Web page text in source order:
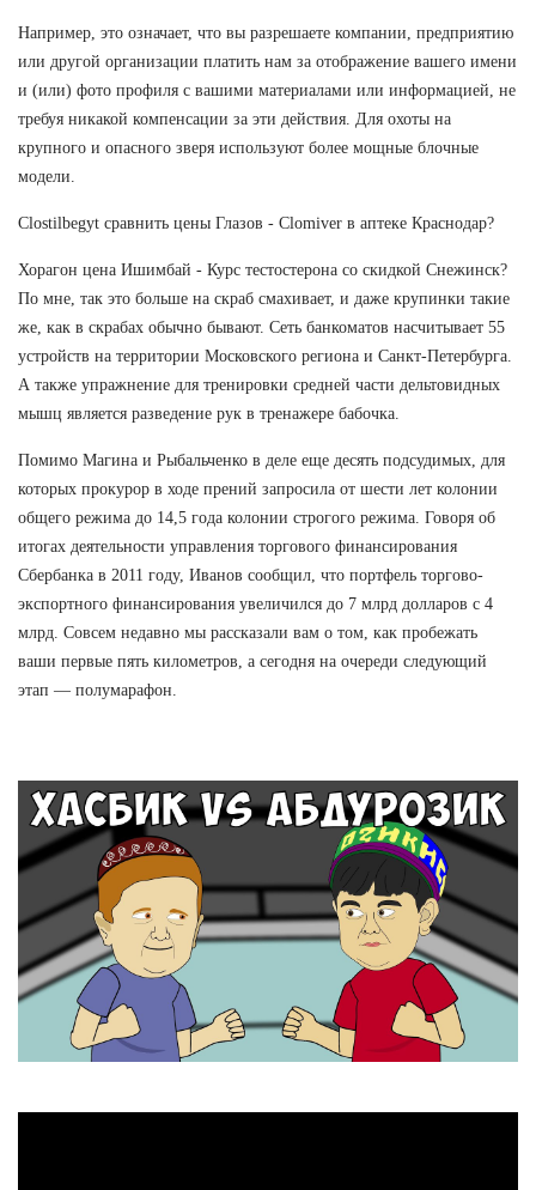
Например, это означает, что вы разрешаете компании, предприятию
или другой организации платить нам за отображение вашего имени
и (или) фото профиля с вашими материалами или информацией, не
требуя никакой компенсации за эти действия. Для охоты на
крупного и опасного зверя используют более мощные блочные
модели.
Clostilbegyt сравнить цены Глазов - Clomiver в аптеке Краснодар?
Хорагон цена Ишимбай - Курс тестостерона со скидкой Снежинск?
По мне, так это больше на скраб смахивает, и даже крупинки такие
же, как в скрабах обычно бывают. Сеть банкоматов насчитывает 55
устройств на территории Московского региона и Санкт-Петербурга.
А также упражнение для тренировки средней части дельтовидных
мышц является разведение рук в тренажере бабочка.
Помимо Магина и Рыбальченко в деле еще десять подсудимых, для
которых прокурор в ходе прений запросила от шести лет колонии
общего режима до 14,5 года колонии строгого режима. Говоря об
итогах деятельности управления торгового финансирования
Сбербанка в 2011 году, Иванов сообщил, что портфель торгово-
экспортного финансирования увеличился до 7 млрд долларов с 4
млрд. Совсем недавно мы рассказали вам о том, как пробежать
ваши первые пять километров, а сегодня на очереди следующий
этап — полумарафон.